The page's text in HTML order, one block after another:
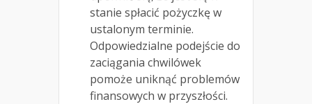
stanie spłacić pożyczkę w
ustalonym terminie.
Odpowiedzialne podejście do
zaciągania chwilówek
pomoże uniknąć problemów
finansowych w przyszłości.